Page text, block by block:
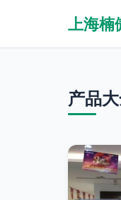
上海楠
产品